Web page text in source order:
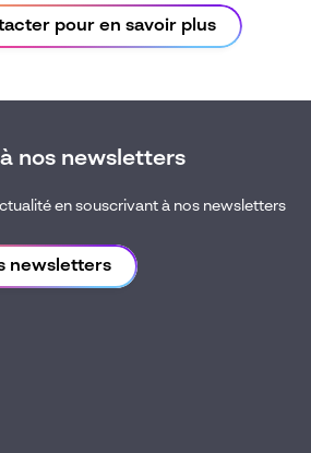
pour en savoir plus
nos newsletters
en souscrivant à nos newsletters
newsletters